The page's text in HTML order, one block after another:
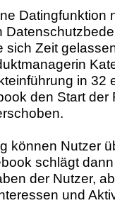
Datingfunktion
sich Zeit
in 32
den Start der
können Nutzer
schlägt
der Nutzer,
und